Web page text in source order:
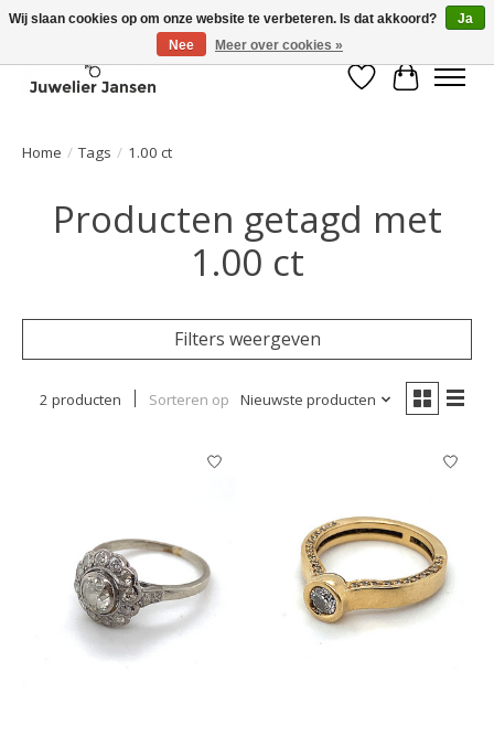
Verlanglijst
Home / Tags / 1.00 ct
Producten getagd met
1.00 ct
Filters weergeven
2 producten Sorteren op Nieuwste producten
Wij slaan cookies op om onze website te verbeteren. Is dat akkoord?
Ja
Nee
Meer over cookies »